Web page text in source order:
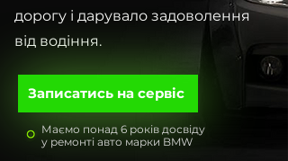
дорогу і дарувало задоволення
від водіння.
Записатись на сервіс
Маємо понад 6 років досвіду
у ремонті авто марки BMW